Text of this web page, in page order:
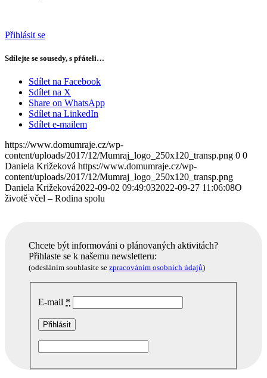
Přihlásit se
Sdílejte se sousedy, s přáteli…
Sdílet na Facebook
Sdílet na X
Share on WhatsApp
Sdílet na LinkedIn
Sdílet e-mailem
https://www.domumraje.cz/wp-
content/uploads/2017/12/Mumraj_logo_250x120_transp.png 0 0
Daniela Križeková https://www.domumraje.cz/wp-
content/uploads/2017/12/Mumraj_logo_250x120_transp.png
Daniela Križeková2022-09-02 09:49:032022-09-27 11:06:08O
životě včel – Rodina spolu
Chcete být informováni o plánovaných aktivitách?
Přihlaste se k našemu newsletteru:
(odesláním souhlasíte se zpracováním osobních údajů)
E-mail *